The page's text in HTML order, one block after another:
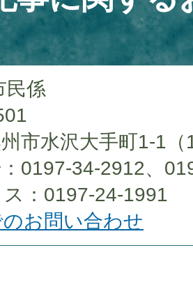
民係
市水沢大手町1-1（
0197-34-2912、
：0197-24-1991
お問い合わせ